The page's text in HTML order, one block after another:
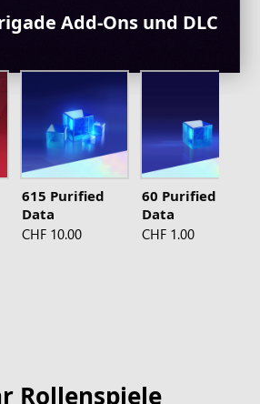
Add-Ons und DLC
615 Purified
Data
CHF 10.00
60 Purified
Data
CHF 1.00
Rollenspiele